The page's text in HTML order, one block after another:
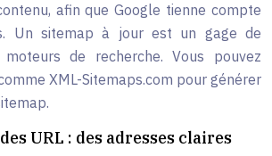
afin que Google tienne compte
Un sitemap à jour est un gage de
de recherche. Vous pouvez
XML-Sitemaps.com pour générer
URL : des adresses claires